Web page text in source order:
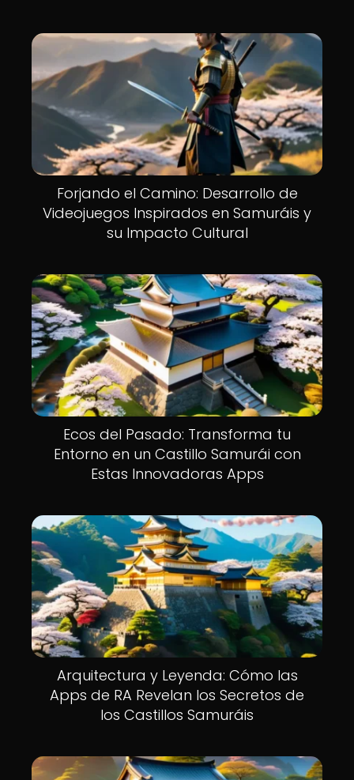
Forjando el Camino: Desarrollo de
Videojuegos Inspirados en Samuráis y
su Impacto Cultural
Ecos del Pasado: Transforma tu
Entorno en un Castillo Samurái con
Estas Innovadoras Apps
Arquitectura y Leyenda: Cómo las
Apps de RA Revelan los Secretos de
los Castillos Samuráis